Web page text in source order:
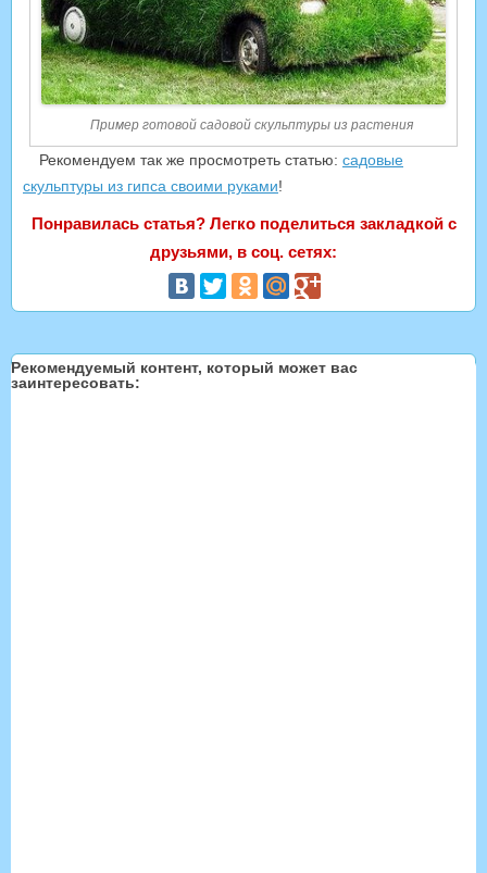
Пример готовой садовой скульптуры из растения
Рекомендуем так же просмотреть статью: садовые
скульптуры из гипса своими руками!
Понравилась статья? Легко поделиться закладкой с
друзьями, в соц. сетях:
Рекомендуемый контент, который может вас
заинтересовать: